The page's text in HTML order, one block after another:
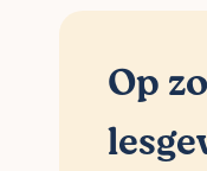
Op